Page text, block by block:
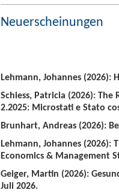
Neuerscheinungen
Lehmann, Johannes (2026):
Schiess, Patricia (2026):
2.2025: Microstati e Stato
Brunhart, Andreas (2026):
Lehmann, Johannes (2026):
Economics & Management
Geiger, Martin (2026):
Juli 2026.